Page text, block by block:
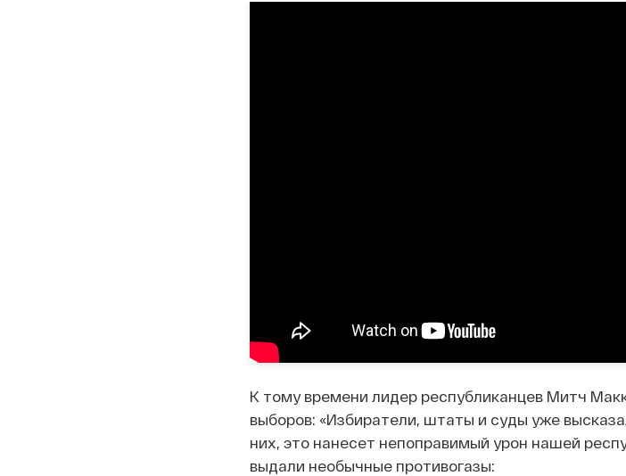
К тому времени лидер республиканцев Митч
выборов: «Избиратели, штаты и суды уже
них, это нанесет непоправимый урон нашей
выдали необычные противогазы: